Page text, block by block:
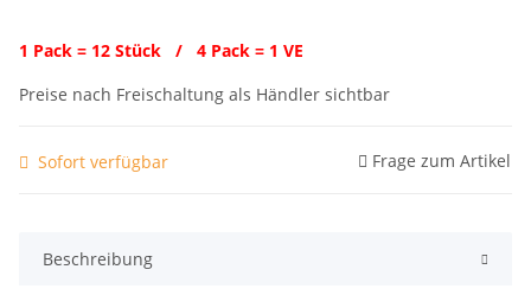
1 Pack = 12 Stück / 4 Pack = 1 VE
Preise nach Freischaltung als Händler sichtbar
Sofort verfügbar Frage zum Artikel
Beschreibung